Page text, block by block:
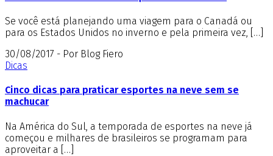
Se você está planejando uma viagem para o Canadá ou
para os Estados Unidos no inverno e pela primeira vez, […]
30/08/2017 - Por Blog Fiero
Dicas
Cinco dicas para praticar esportes na neve sem se
machucar
Na América do Sul, a temporada de esportes na neve já
começou e milhares de brasileiros se programam para
aproveitar a […]